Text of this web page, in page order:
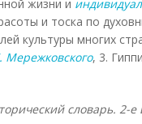
жизни и
и тоска по
культуры многих
Мережковского, 3.
словарь. 2-е